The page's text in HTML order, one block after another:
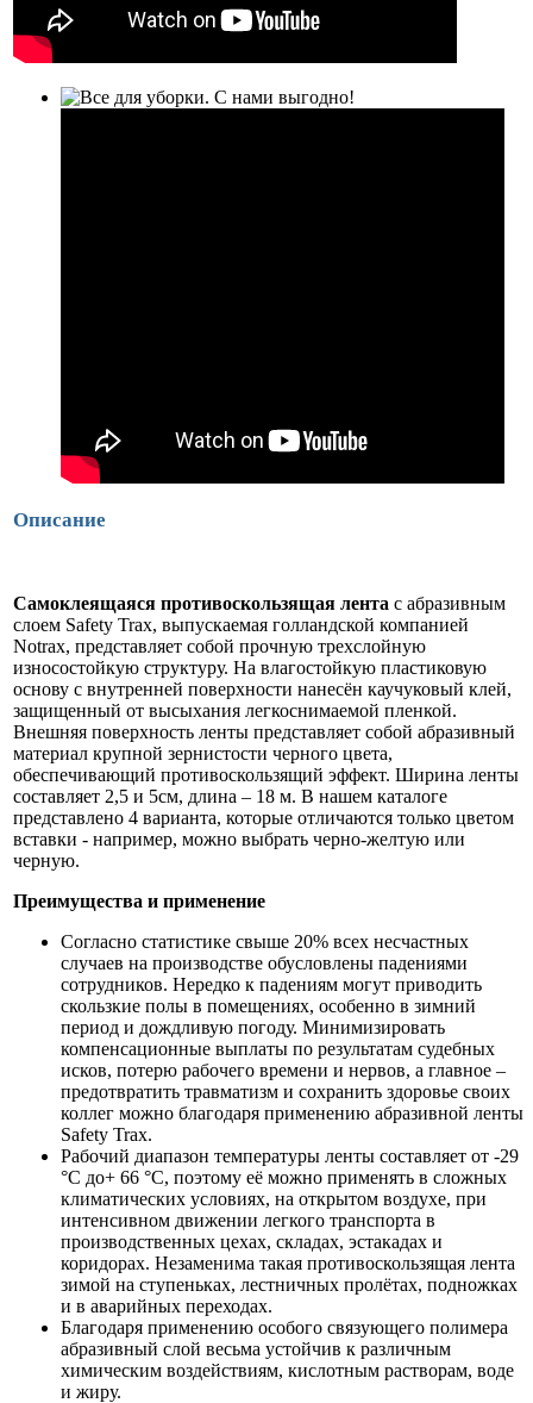
Описание
Самоклеящаяся противоскользящая лента с абразивным
слоем Safety Trax, выпускаемая голландской компанией
Notrax, представляет собой прочную трехслойную
износостойкую структуру. На влагостойкую пластиковую
основу с внутренней поверхности нанесён каучуковый клей,
защищенный от высыхания легкоснимаемой пленкой.
Внешняя поверхность ленты представляет собой абразивный
материал крупной зернистости черного цвета,
обеспечивающий противоскользящий эффект. Ширина ленты
составляет 2,5 и 5см, длина – 18 м. В нашем каталоге
представлено 4 варианта, которые отличаются только цветом
вставки - например, можно выбрать черно-желтую или
черную.
Преимущества и применение
Согласно статистике свыше 20% всех несчастных
случаев на производстве обусловлены падениями
сотрудников. Нередко к падениям могут приводить
скользкие полы в помещениях, особенно в зимний
период и дождливую погоду. Минимизировать
компенсационные выплаты по результатам судебных
исков, потерю рабочего времени и нервов, а главное –
предотвратить травматизм и сохранить здоровье своих
коллег можно благодаря применению абразивной ленты
Safety Trax.
Рабочий диапазон температуры ленты составляет от -29
°С до+ 66 °С, поэтому её можно применять в сложных
климатических условиях, на открытом воздухе, при
интенсивном движении легкого транспорта в
производственных цехах, складах, эстакадах и
коридорах. Незаменима такая противоскользящая лента
зимой на ступеньках, лестничных пролётах, подножках
и в аварийных переходах.
Благодаря применению особого связующего полимера
абразивный слой весьма устойчив к различным
химическим воздействиям, кислотным растворам, воде
и жиру.